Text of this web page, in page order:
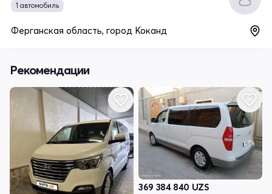
1 автомобиль
Ферганская область, город Коканд
Рекомендации
369 384 840 UZS